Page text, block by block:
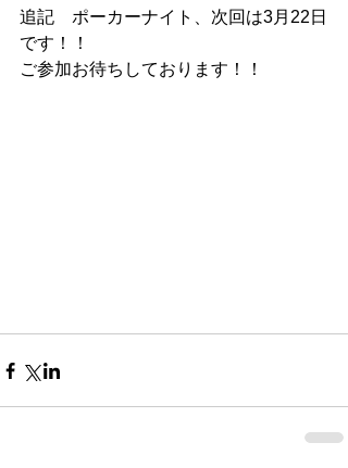
追記　ポーカーナイト、次回は3月22日
です！！
ご参加お待ちしております！！